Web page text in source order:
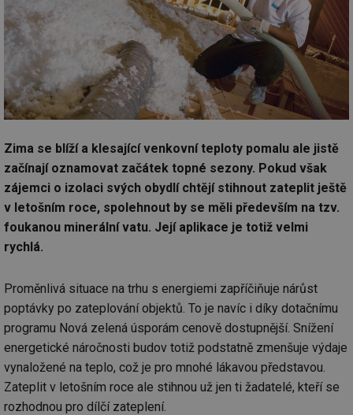
Zima se blíží a klesající venkovní teploty pomalu ale jistě
začínají oznamovat začátek topné sezony. Pokud však
zájemci o izolaci svých obydlí chtějí stihnout zateplit ještě
v letošním roce, spolehnout by se měli především na tzv.
foukanou minerální vatu. Její aplikace je totiž velmi
rychlá.
Proměnlivá situace na trhu s energiemi zapříčiňuje nárůst
poptávky po zateplování objektů. To je navíc i díky dotačnímu
programu Nová zelená úsporám cenově dostupnější. Snížení
energetické náročnosti budov totiž podstatně zmenšuje výdaje
vynaložené na teplo, což je pro mnohé lákavou představou.
Zateplit v letošním roce ale stihnou už jen ti žadatelé, kteří se
rozhodnou pro dílčí zateplení.